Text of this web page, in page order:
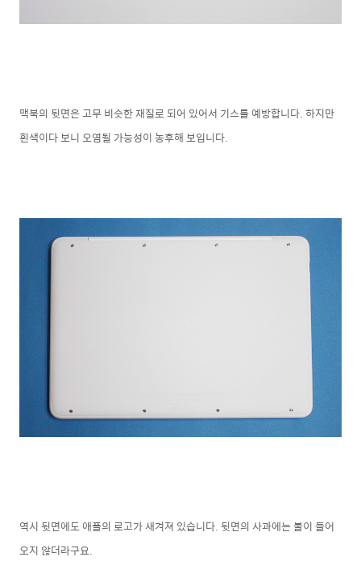
맥북의 뒷면은 고무 비슷한 재질로 되어 있어서 기스를 예방합니다. 하지만
흰색이다 보니 오염될 가능성이 농후해 보입니다.
역시 뒷면에도 애플의 로고가 새겨져 있습니다. 뒷면의 사과에는 불이 들어
오지 않더라구요.